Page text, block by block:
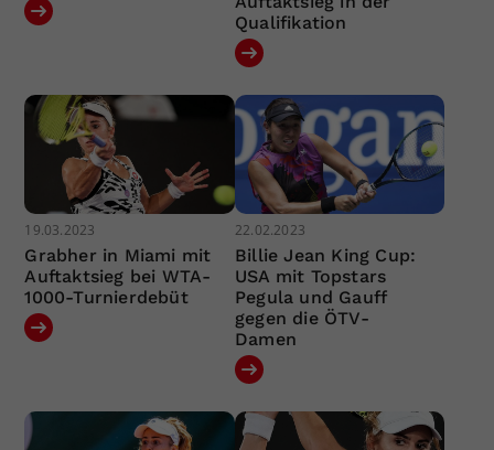
Qualifikation
19.03.2023
Grabher in Miami mit
Auftaktsieg bei WTA-
1000-Turnierdebüt
22.02.2023
Billie Jean King Cup:
USA mit Topstars
Pegula und Gauff
gegen die ÖTV-
Damen